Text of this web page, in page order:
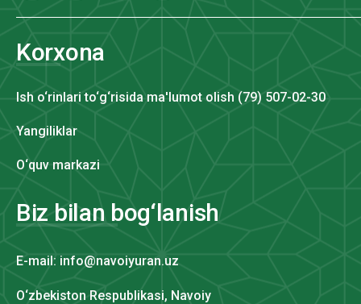
Korxona
Ish o‘rinlari to‘g‘risida ma'lumot olish (79) 507-02-30
Yangiliklar
O‘quv markazi
Biz bilan bog‘lanish
E-mail: info@navoiyuran.uz
O‘zbekiston Respublikasi, Navoiy